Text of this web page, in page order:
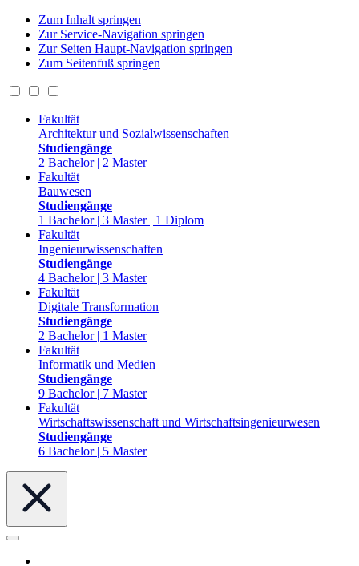
Zum Inhalt springen
Zur Service-Navigation springen
Zur Seiten Haupt-Navigation springen
Zum Seitenfuß springen
Fakultät
Architektur und Sozialwissenschaften
Studiengänge
2 Bachelor | 2 Master
Fakultät
Bauwesen
Studiengänge
1 Bachelor | 3 Master | 1 Diplom
Fakultät
Ingenieurwissenschaften
Studiengänge
4 Bachelor | 3 Master
Fakultät
Digitale Transformation
Studiengänge
2 Bachelor | 1 Master
Fakultät
Informatik und Medien
Studiengänge
9 Bachelor | 7 Master
Fakultät
Wirtschaftswissenschaft und Wirtschaftsingenieurwesen
Studiengänge
6 Bachelor | 5 Master